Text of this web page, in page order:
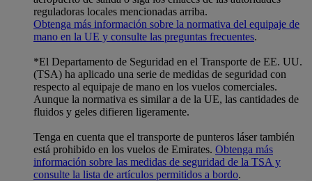
reguladoras locales mencionadas arriba.
Obtenga más información sobre la normativa del equipaje de
mano en la UE y consulte las preguntas frecuentes.
*El Departamento de Seguridad en el Transporte de EE. UU.
(TSA) ha aplicado una serie de medidas de seguridad con
respecto al equipaje de mano en los vuelos comerciales.
Aunque la normativa es similar a de la UE, las cantidades de
fluidos y geles difieren ligeramente.
Tenga en cuenta que el transporte de punteros láser también
está prohibido en los vuelos de Emirates. Obtenga más
información sobre las medidas de seguridad de la TSA y
consulte la lista de artículos permitidos a bordo.